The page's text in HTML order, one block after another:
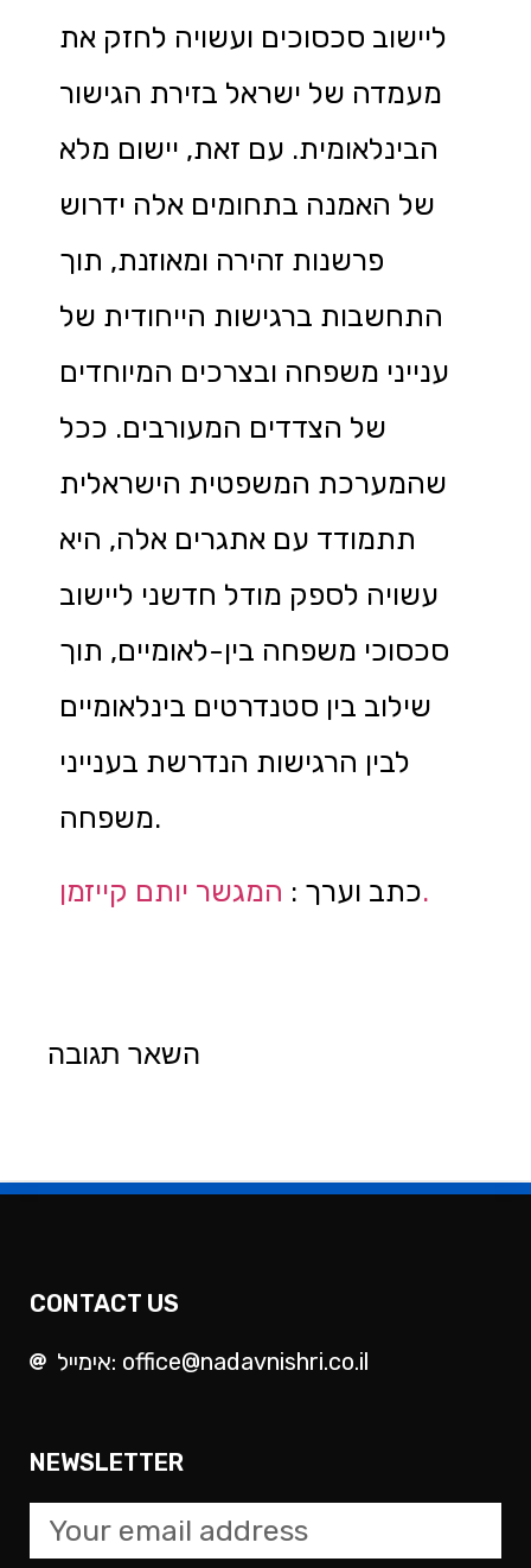
ליישוב סכסוכים ועשויה לחזק את
מעמדה של ישראל בזירת הגישור
הבינלאומית. עם זאת, יישום מלא
של האמנה בתחומים אלה ידרוש
פרשנות זהירה ומאוזנת, תוך
התחשבות ברגישות הייחודית של
ענייני משפחה ובצרכים המיוחדים
של הצדדים המעורבים. ככל
שהמערכת המשפטית הישראלית
תתמודד עם אתגרים אלה, היא
עשויה לספק מודל חדשני ליישוב
סכסוכי משפחה בין-לאומיים, תוך
שילוב בין סטנדרטים בינלאומיים
לבין הרגישות הנדרשת בענייני
משפחה.
כתב וערך :המגשר יותם קייזמן.
השאר תגובה
CONTACT US
אימייל: office@nadavnishri.co.il
NEWSLETTER